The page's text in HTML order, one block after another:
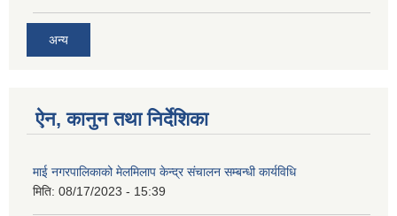
अन्य
ऐन, कानुन तथा निर्देशिका
माई नगरपालिकाको मेलमिलाप केन्द्र संचालन सम्बन्धी कार्यविधि
मिति: 08/17/2023 - 15:39